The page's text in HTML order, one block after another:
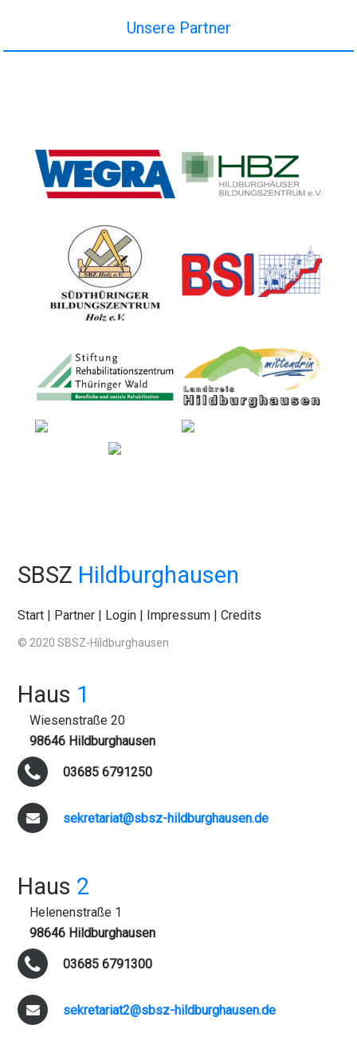
Unsere Partner
SBSZ Hildburghausen
Start | Partner | Login | Impressum |Credits
© 2020 SBSZ-Hildburghausen
Haus 1
Wiesenstraße 20
98646 Hildburghausen
03685 6791250
sekretariat@sbsz-hildburghausen.de
Haus 2
Helenenstraße 1
98646 Hildburghausen
03685 6791300
sekretariat2@sbsz-hildburghausen.de